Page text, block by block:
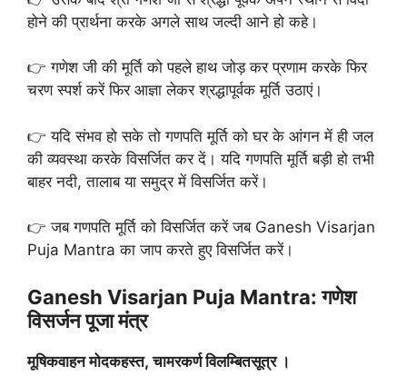
होने की प्रार्थना करके अगले साथ जल्दी आने हो कहे।
👉 गणेश जी की मूर्ति को पहले हाथ जोड़ कर प्रणाम करके फिर
चरण स्पर्श करें फिर आज्ञा लेकर श्रद्धापूर्वक मूर्ति उठाएं।
👉 यदि संभव हो सके तो गणपति मूर्ति को घर के आंगन में ही जल
की व्यवस्था करके विसर्जित कर दें। यदि गणपति मूर्ति बड़ी हो तभी
बाहर नदी, तालाब या समुद्र में विसर्जित करें।
👉 जब गणपति मूर्ति को विसर्जित करें जब Ganesh Visarjan
Puja Mantra का जाप करते हुए विसर्जित करें।
Ganesh Visarjan Puja Mantra: गणेश
विसर्जन पूजा मंत्र
मूषिकवाहन मोदकहस्त, चामरकर्ण विलम्बितसूत्र ।